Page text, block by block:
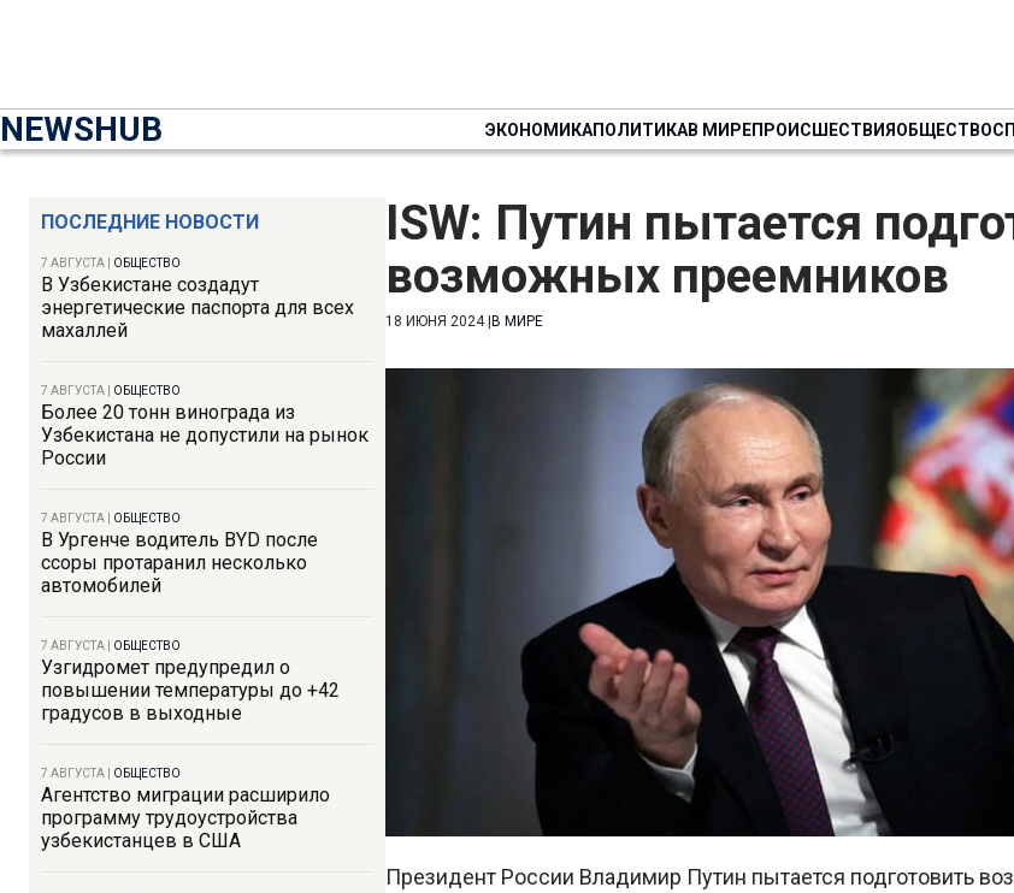
NEWSHUB ЭКОНОМИКАПОЛИТИКАВ МИРЕПРОИСШЕСТВИЯОБЩЕСТВО
ПОСЛЕДНИЕ НОВОСТИ
7 АВГУСТА ОБЩЕСТВО
В Узбекистане создадут
энергетические паспорта для всех
махаллей
7 АВГУСТА ОБЩЕСТВО
Более 20 тонн винограда из
Узбекистана не допустили на рынок
России
7 АВГУСТА ОБЩЕСТВО
В Ургенче водитель BYD после
ссоры протаранил несколько
автомобилей
7 АВГУСТА ОБЩЕСТВО
Узгидромет предупредил о
повышении температуры до +42
градусов в выходные
7 АВГУСТА ОБЩЕСТВО
Агентство миграции расширило
программу трудоустройства
узбекистанцев в США
ISW: Путин пытается
возможных преемников
18 ИЮНЯ 2024| В МИРЕ
Президент России Владимир Путин пытается подготовить